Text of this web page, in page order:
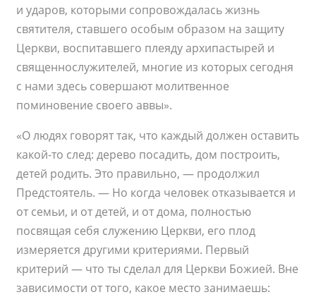
и ударов, которыми сопровождалась жизнь
святителя, ставшего особым образом на защиту
Церкви, воспитавшего плеяду архипастырей и
священнослужителей, многие из которых сегодня
с нами здесь совершают молитвенное
поминовение своего аввы».
«О людях говорят так, что каждый должен оставить
какой-то след: дерево посадить, дом построить,
детей родить. Это правильно, — продолжил
Предстоятель. — Но когда человек отказывается и
от семьи, и от детей, и от дома, полностью
посвящая себя служению Церкви, его плод
измеряется другими критериями. Первый
критерий — что ты сделал для Церкви Божией. Вне
зависимости от того, какое место занимаешь: